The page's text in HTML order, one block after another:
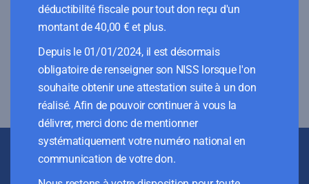
Enregistrer mon nom, mon e-mail et mon site dans le
navigateur pour mon prochain commentaire.
déductibilité fiscale pour tout don reçu d'un
montant de 40,00 € et plus.
Depuis le 01/01/2024, il est désormais
obligatoire de renseigner son NISS lorsque l'on
souhaite obtenir une attestation suite à un don
réalisé. Afin de pouvoir continuer à vous la
délivrer, merci donc de mentionner
systématiquement votre numéro national en
communication de votre don.